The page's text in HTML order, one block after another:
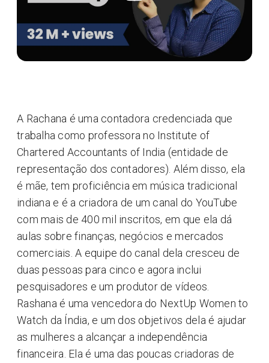
A Rachana é uma contadora credenciada que
trabalha como professora no Institute of
Chartered Accountants of India (entidade de
representação dos contadores). Além disso, ela
é mãe, tem proficiência em música tradicional
indiana e é a criadora de um canal do YouTube
com mais de 400 mil inscritos, em que ela dá
aulas sobre finanças, negócios e mercados
comerciais. A equipe do canal dela cresceu de
duas pessoas para cinco e agora inclui
pesquisadores e um produtor de vídeos.
Rashana é uma vencedora do NextUp Women to
Watch da Índia, e um dos objetivos dela é ajudar
as mulheres a alcançar a independência
financeira. Ela é uma das poucas criadoras de